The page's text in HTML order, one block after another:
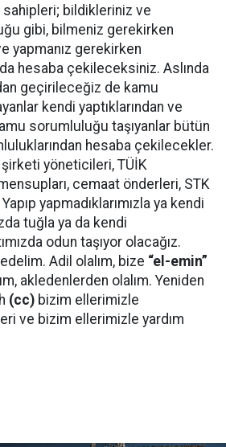
bildikleriniz ve
gibi, bilmeniz gerekirken
yapmanız gerekirken
da hesaba çekileceksiniz. Aslında
geçirileceğiz de kamu
kendi yaptıklarından ve
sorumluluğu taşıyanlar bütün
hesaba çekilecekler.
yöneticileri, TÜİK
cemaat önderleri, STK
yapmadıklarımızla ya kendi
tuğla ya da kendi
odun taşıyor olacağız.
Adil olalım, bize “el-emin”
akledenlerden olalım. Yeniden
(cc) bizim ellerimizle
ve bizim ellerimizle yardım